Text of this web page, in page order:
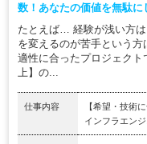
数！あなたの価値を無駄に
たとえば… 経験が浅い方
を変えるのが苦手という
適性に合ったプロジェク
上】の...
仕事内容
【希望・技術
インフラエン